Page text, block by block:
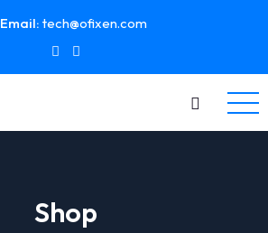
Email: tech@ofixen.com
Shop